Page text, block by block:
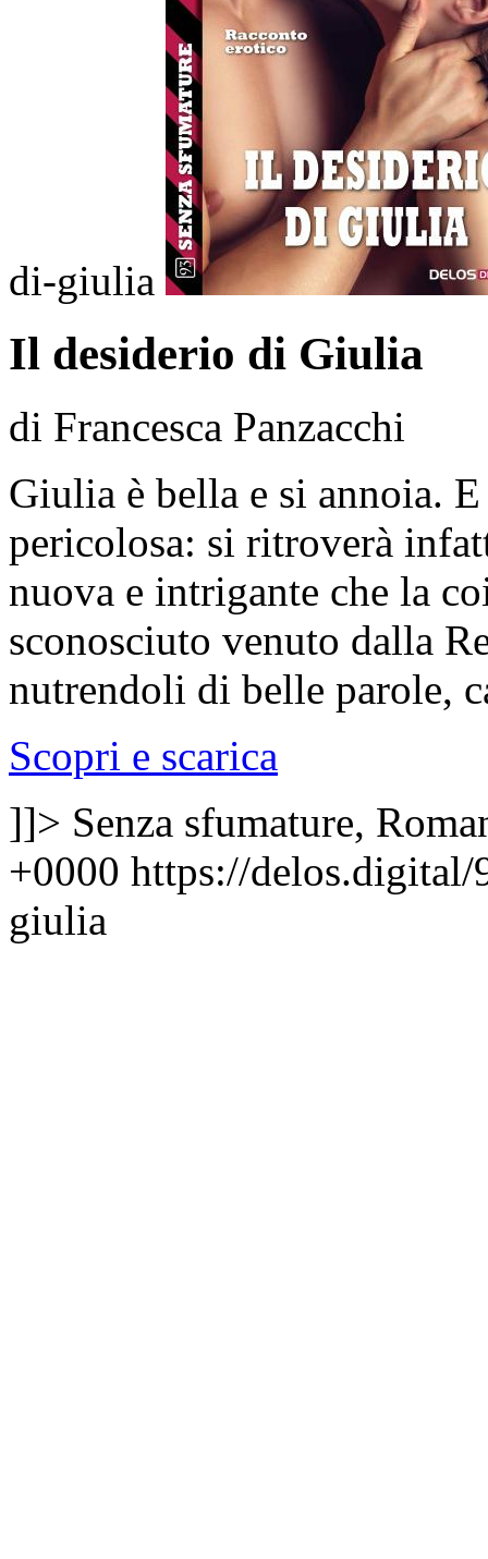
di-giulia
Il desiderio di Giulia
di Francesca Panzacchi
Giulia è bella e si annoia.
pericolosa: si ritroverà
nuova e intrigante che la
sconosciuto venuto dalla
nutrendoli di belle parole,
Scopri e scarica
]]> Senza sfumature,
+0000 https://
giulia